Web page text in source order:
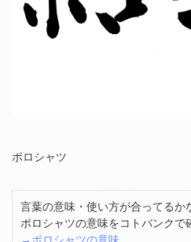
ポロシャツ
言葉の意味・使い方が合ってるか
ポロシャツの意味をコトバンクで